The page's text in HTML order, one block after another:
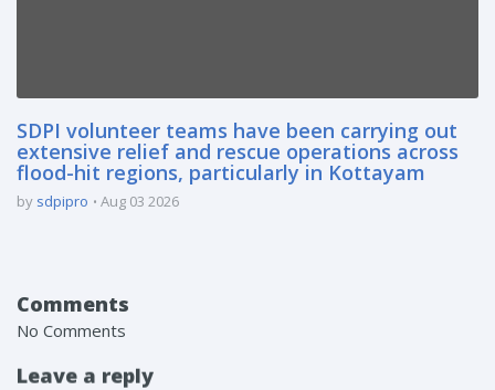
SDPI volunteer teams have been carrying out
extensive relief and rescue operations across
flood-hit regions, particularly in Kottayam
by sdpipro Aug 03 2026
Comments
No Comments
Leave a reply